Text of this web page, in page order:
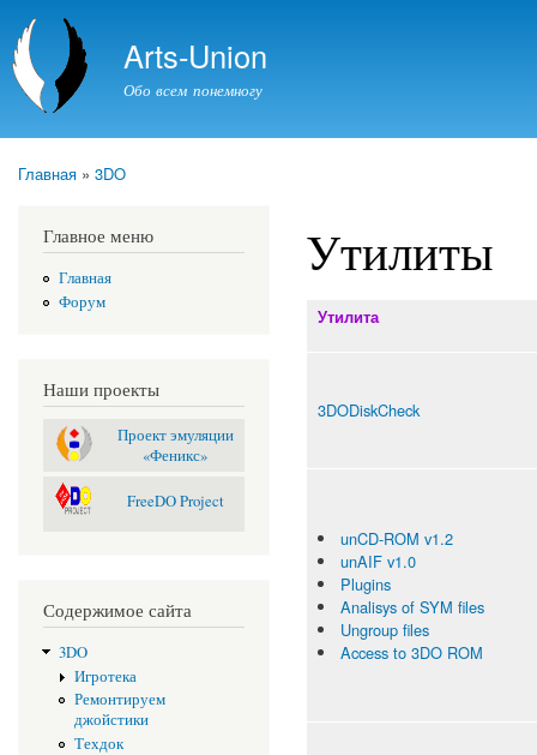
Arts-Union
Обо всем понемногу
Главная » 3DO
Главное меню
Главная
Форум
Наши проекты
Проект эмуляции
«Феникс»
FreeDO Project
Содержимое сайта
3DO
Игротека
Ремонтируем
джойстики
Техдок
Утилиты
Утилита
3DODiskCheck
unCD-ROM v1.2
unAIF v1.0
Plugins
Analisys of SYM files
Ungroup files
Access to 3DO ROM